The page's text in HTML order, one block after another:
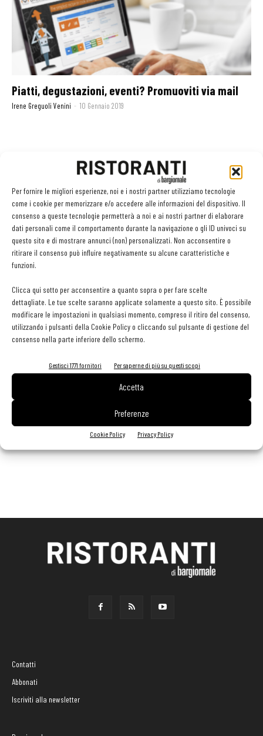
Per fornire le migliori esperienze, noi e i nostri partner utilizziamo tecnologie
come i cookie per memorizzare e/o accedere alle informazioni del dispositivo. Il
consenso a queste tecnologie permetterà a noi e ai nostri partner di elaborare
dati personali come il comportamento durante la navigazione o gli ID univoci su
questo sito e di mostrare annunci (non) personalizzati. Non acconsentire o
ritirare il consenso può influire negativamente su alcune caratteristiche e
funzioni.
Clicca qui sotto per acconsentire a quanto sopra o per fare scelte
dettagliate. Le tue scelte saranno applicate solamente a questo sito. È possibile
modificare le impostazioni in qualsiasi momento, compreso il ritiro del consenso,
utilizzando i pulsanti della Cookie Policy o cliccando sul pulsante di gestione del
consenso nella parte inferiore dello schermo.
Gestisci 1771 fornitori Per saperne di più su questi scopi
Accetta
Preferenze
Cookie Policy Privacy Policy
Piatti, degustazioni, eventi? Promuoviti via mail
Irene Greguoli Venini - 10 Gennaio 2019
GLI ARTICOLI PIÙ LETTI
Sogemi rafforza i servizi per la ristorazione: orario esteso e
tessera gratuita per i professionisti HoReCa
29 Luglio 2026
Aperti per ferie. Buoni indirizzi da Nord a Sud per godersi le
vacanze (o da scorprire se si è in vacanza)
31 Luglio 2026
Pos, compagni di gestione. Le ultime soluzioni delle aziende
EDICOLA WEB
Contatti
Abbonati
Iscriviti alla newsletter